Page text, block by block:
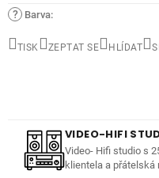
? Barva:
TISK ZEPTAT SE HLÍDAT
VIDEO-HIFI
Video- Hifi studio s
klientela a přátelská